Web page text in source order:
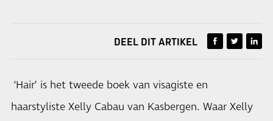
DEEL DIT ARTIKEL
‘Hair’ is het tweede boek van visagiste en
haarstyliste Xelly Cabau van Kasbergen. Waar Xelly